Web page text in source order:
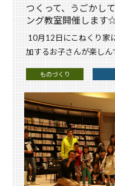
つくって、うごかし
ング教室開催します
10月12日にこねくり家
加するお子さんが楽し
ものづくり